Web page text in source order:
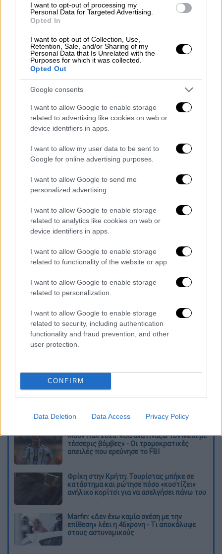
I want to opt-out of processing my
Personal Data for Targeted Advertising.
Opted In
I want to opt-out of Collection, Use,
Retention, Sale, and/or Sharing of my
Personal Data that Is Unrelated with the
Purposes for which it was collected.
Opted Out
Google consents
I want to allow Google to enable storage
related to advertising like cookies on web or
device identifiers in apps.
I want to allow my user data to be sent to
Google for online advertising purposes.
I want to allow Google to send me
personalized advertising.
I want to allow Google to enable storage
related to analytics like cookies on web or
device identifiers in apps.
I want to allow Google to enable storage
related to functionality of the website or app.
I want to allow Google to enable storage
related to personalization.
I want to allow Google to enable storage
related to security, including authentication
functionality and fraud prevention, and other
user protection.
CONFIRM
Data Deletion Data Access Privacy Policy
Πού αλλού εντοπίζονται τα
προβλήματα
Στο κόκκινο είναι η κίνησή από το ύψος της
Λυκόβρυσηςμέχρι το Αιγάλεω Στο ρεύμα
προς Λαμία, η κίνηση ξεκινά από την Πέτρου
Ράλλη και συνεχίζεται μέχρι τη Νέα
Φιλαδέλφεια.
Συμφόρηση και κυκλοφοριακό χάος στη
λεωφόρο Αθηνών από το Χαϊδάρι προς τον
Ασπρόπυργο αλλά και στο κέντρο της
Αθήνας, στηΒασιλέως Κωνσταντίνουπρος
Κηφισίας, στην άνοδο της Συγγρού.
Προβλήματα στην κίνηση σημειώνονται και
στην κάθοδο της Μεσογείων,στον Καρέα
προς Κατεχάκη.
Κίνηση
Διαβάστε ακόμη
Επιστήμονες ανακάλυψαν τον τέταρτο
κόσμο
Μουντιάλ 2026: «Θα ανατινάξω τον Μέσι με
τέσσερις βόμβες» - Οι τρομοκρατικές
απειλές που ερεύνησε το FBI
Φρίκη στην Κρήτη: Τουρίστας μπήκε σε
κατάστημα και ρώτησε πόσο «κοστίζει»
ανήλικο κορίτσι για να ασελγήσει πάνω του
Marfin: «Δεν έχω καμία σχέση με την
επίθεση» λέει η 46χρονη - Τι αποκάλυψε
στους αστυνομικούς